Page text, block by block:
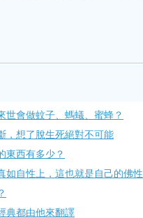
世會做蚊子、螞蟻、蜜蜂？
，想了脫生死絕對不可能
東西有多少？
如自性上，這也就是自己的佛性
典都由他來翻譯